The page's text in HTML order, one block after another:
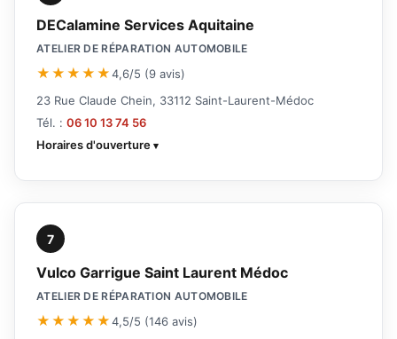
DECalamine Services Aquitaine
ATELIER DE RÉPARATION AUTOMOBILE
★★★★★4,6/5 (9 avis)
23 Rue Claude Chein, 33112 Saint-Laurent-Médoc
Tél. : 06 10 13 74 56
Horaires d'ouverture
7
Vulco Garrigue Saint Laurent Médoc
ATELIER DE RÉPARATION AUTOMOBILE
★★★★★4,5/5 (146 avis)